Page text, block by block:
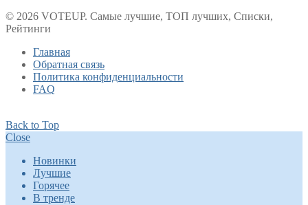
© 2026 VOTEUP. Самые лучшие, ТОП лучших, Списки,
Рейтинги
Главная
Обратная связь
Политика конфиденциальности
FAQ
Back to Top
Close
Новинки
Лучшие
Горячее
В тренде